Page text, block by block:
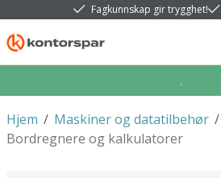
Fagkunnskap gir trygghet!
.
/
Hjem /
Maskiner og datatilbehør
Bordregnere og kalkulatorer